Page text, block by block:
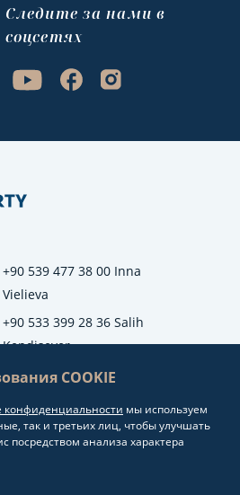
+90 539 477 38 00 Inna
Vielieva
+90 533 399 28 36 Salih
Kendisever
info@artproperty.net
Mahmutlar Mah.
Cледите за нами в
соцсетях
COOKIE
конфиденциальности мы используем
так и третьих лиц, чтобы улучшать
посредством анализа характера